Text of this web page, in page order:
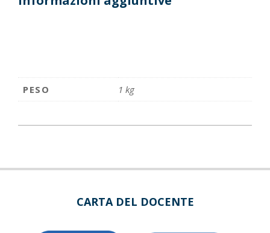
PESO 1 kg
CARTA DEL DOCENTE